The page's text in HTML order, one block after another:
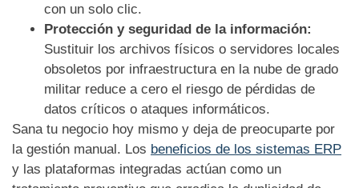
con un solo clic.
Protección y seguridad de la información:
Sustituir los archivos físicos o servidores locales
obsoletos por infraestructura en la nube de grado
militar reduce a cero el riesgo de pérdidas de
datos críticos o ataques informáticos.
Sana tu negocio hoy mismo y deja de preocuparte por
la gestión manual. Los beneficios de los sistemas ERP
y las plataformas integradas actúan como un